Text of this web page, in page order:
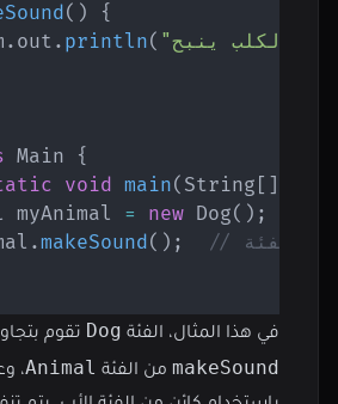
( )
{
. out . println(
Main
{
void main( String
myAnimal = new Dog( ) ;
.makeSound( ) ;
في هذا المثال، الفئة Dog تقوم
makeSound من الفئة Animal،